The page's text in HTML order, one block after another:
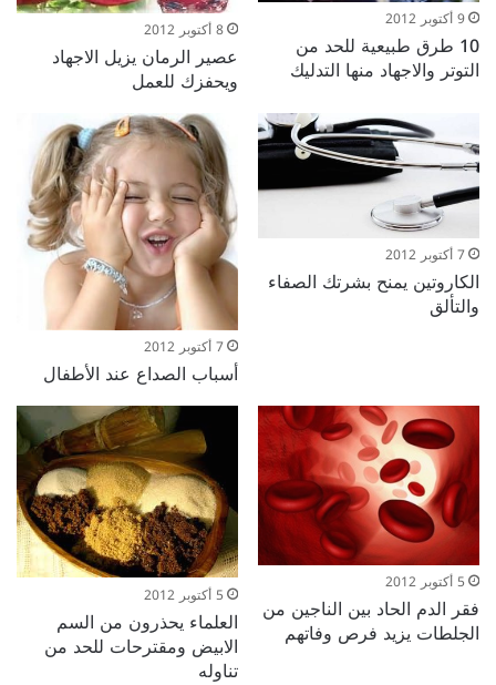
9 أكتوبر 2012
10 طرق طبيعية للحد من
التوتر والاجهاد منها التدليك
8 أكتوبر 2012
عصير الرمان يزيل الاجهاد
ويحفزك للعمل
7 أكتوبر 2012
الكاروتين يمنح بشرتك الصفاء
والتألق
7 أكتوبر 2012
أسباب الصداع عند الأطفال
5 أكتوبر 2012
فقر الدم الحاد بين الناجين من
الجلطات يزيد فرص وفاتهم
5 أكتوبر 2012
العلماء يحذرون من السم
الابيض ومقترحات للحد من
تناوله